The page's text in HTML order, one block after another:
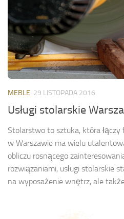
MEBLE 29 LISTOPADA 2016
Usługi stolarskie
Stolarstwo to sztuka, która
w Warszawie ma wielu
obliczu rosnącego
rozwiązaniami, usługi stolarskie
na wyposażenie wnętrz, ale także